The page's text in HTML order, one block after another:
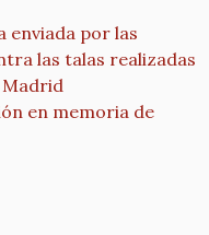
enviada por las
las talas realizadas
Madrid
en memoria de